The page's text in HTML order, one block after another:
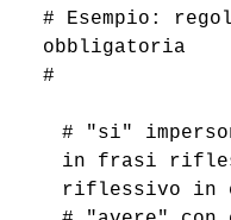
# Esempio:
obbligatoria
#
# "si"
in frasi
riflessivo in